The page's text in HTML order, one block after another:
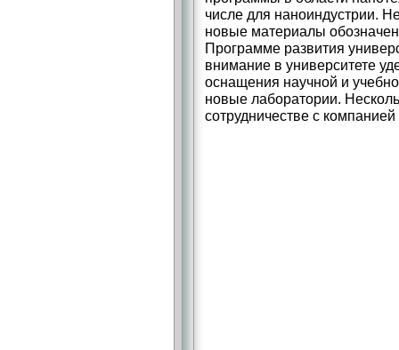
числе для наноиндустрии.
новые материалы
Программе развития
внимание в университете
оснащения научной и
новые лаборатории.
сотрудничестве с